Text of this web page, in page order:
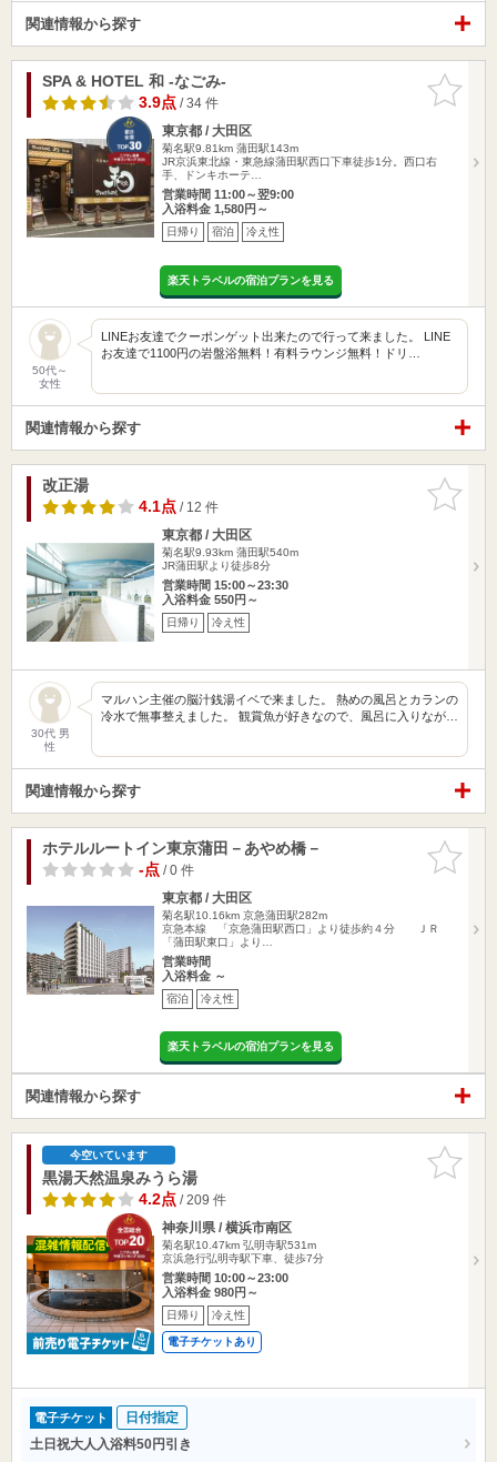
関連情報から探す
お気に入
りに追加
SPA & HOTEL 和 -なごみ-
3.9点/ 34 件
東京都 / 大田区
菊名駅9.81km 蒲田駅143m
JR京浜東北線・東急線蒲田駅西口下車徒歩1分。西口右
手、ドンキホーテ…
営業時間 11:00～翌9:00
入浴料金 1,580円～
日帰り 宿泊 冷え性
楽天トラベルの宿泊プランを見る
50代～
女性
LINEお友達でクーポンゲット出来たので行って来ました。 LINE
お友達で1100円の岩盤浴無料！有料ラウンジ無料！ドリ…
関連情報から探す
お気に入
りに追加
改正湯
4.1点/ 12 件
東京都 / 大田区
菊名駅9.93km 蒲田駅540m
JR蒲田駅より徒歩8分
営業時間 15:00～23:30
入浴料金 550円～
日帰り 冷え性
30代 男
性
マルハン主催の脳汁銭湯イベで来ました。 熱めの風呂とカランの
冷水で無事整えました。 観賞魚が好きなので、風呂に入りなが…
関連情報から探す
お気に入
りに追加
ホテルルートイン東京蒲田－あやめ橋－
-点/ 0 件
東京都 / 大田区
菊名駅10.16km 京急蒲田駅282m
京急本線 「京急蒲田駅西口」より徒歩約４分 ＪＲ
「蒲田駅東口」より…
営業時間
入浴料金 ～
宿泊 冷え性
楽天トラベルの宿泊プランを見る
関連情報から探す
お気に入
りに追加
今空いています
黒湯天然温泉みうら湯
4.2点/ 209 件
神奈川県 / 横浜市南区
菊名駅10.47km 弘明寺駅531m
京浜急行弘明寺駅下車、徒歩7分
営業時間 10:00～23:00
入浴料金 980円～
日帰り 冷え性
電子チケットあり
電子チケット
日付指定
土日祝大人入浴料50円引き